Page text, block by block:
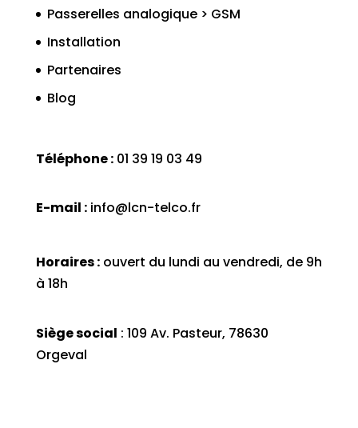
Passerelles analogique > GSM
Installation
Partenaires
Blog
Téléphone : 01 39 19 03 49
E-mail : info@lcn-telco.fr
Horaires :ouvert du lundi au vendredi, de 9h
à 18h
Siège social : 109 Av. Pasteur, 78630
Orgeval